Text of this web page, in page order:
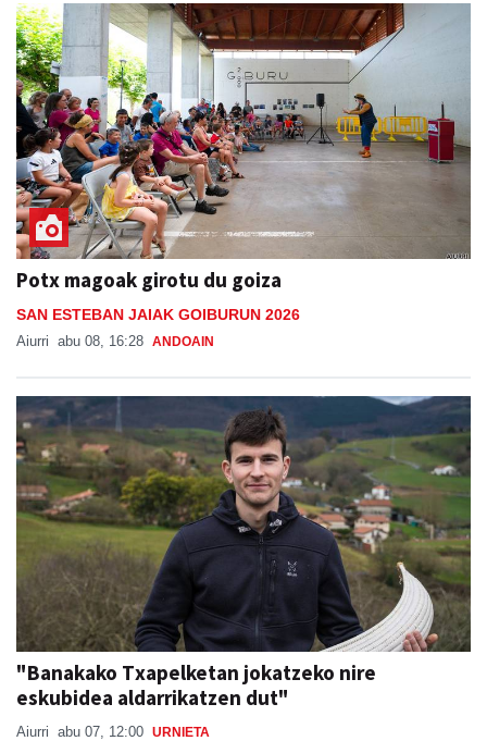
Potx magoak girotu du goiza
SAN ESTEBAN JAIAK GOIBURUN 2026
Aiurri abu 08, 16:28 ANDOAIN
"Banakako Txapelketan jokatzeko nire
eskubidea aldarrikatzen dut"
Aiurri abu 07, 12:00 URNIETA